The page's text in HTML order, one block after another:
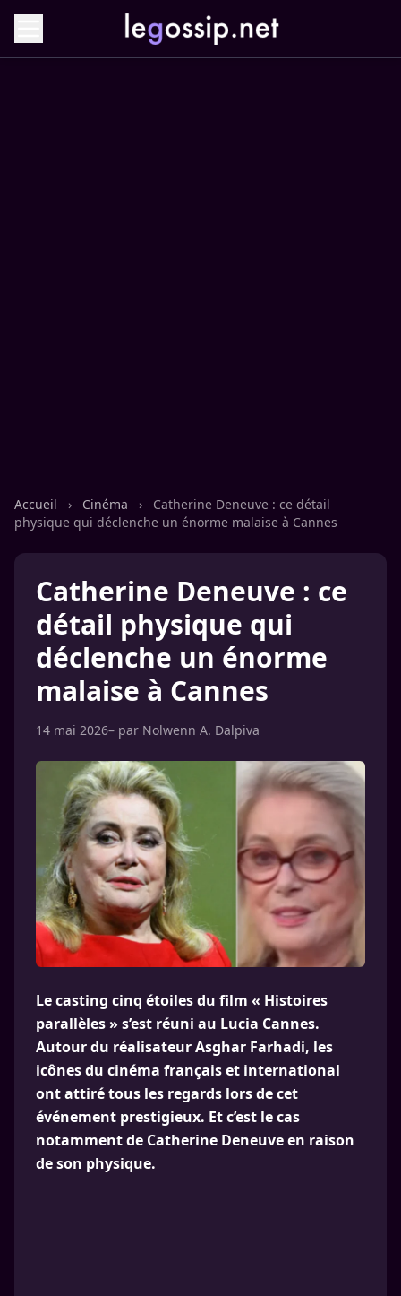
Accueil › Cinéma ›
Catherine Deneuve : ce détail
physique qui déclenche un énorme malaise à Cannes
Catherine Deneuve : ce
détail physique qui
déclenche un énorme
malaise à Cannes
14 mai 2026– par Nolwenn A. Dalpiva
Le casting cinq étoiles du film « Histoires
parallèles » s’est réuni au Lucia Cannes.
Autour du réalisateur Asghar Farhadi, les
icônes du cinéma français et international
ont attiré tous les regards lors de cet
événement prestigieux. Et c’est le cas
notamment de Catherine Deneuve en raison
de son physique.